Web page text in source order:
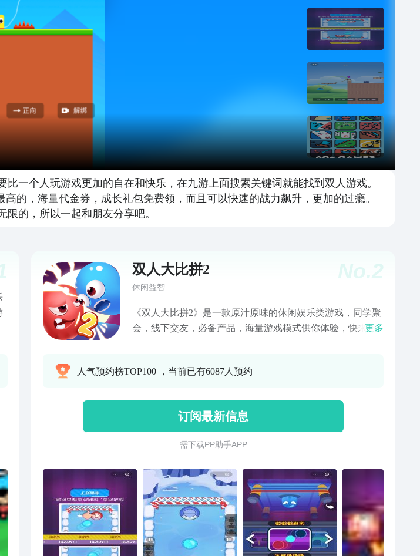
一个人玩游戏更加的自在和快乐，在九游上面搜索关键词就能找到双人游戏。
的，海量代金券，成长礼包免费领，而且可以快速的战力飙升，更加的过瘾。
的，所以一起和朋友分享吧。
No.2
双人大比拼2
休闲益智
《双人大比拼2》是一款原汁原味的休闲娱乐类游戏，同学聚
会，线下交友，必备产品，海量游戏模式供你体验，快来一
更多
人气预约榜TOP100 ，当前已有6087人预约
订阅最新信息
需 下 载 P P 助 手 A P P